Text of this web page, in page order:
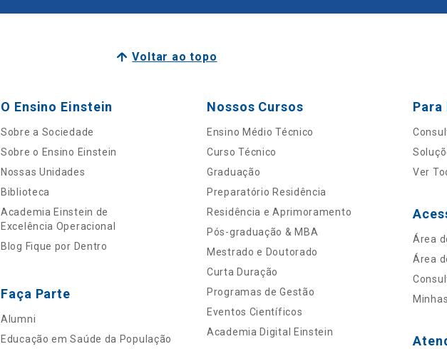
Voltar ao topo
O Ensino Einstein
Sobre a Sociedade
Sobre o Ensino Einstein
Nossas Unidades
Biblioteca
Academia Einstein de
Excelência Operacional
Blog Fique por Dentro
Faça Parte
Alumni
Educação em Saúde da População
Nossos Cursos
Ensino Médio Técnico
Curso Técnico
Graduação
Preparatório Residência
Residência e Aprimoramento
Pós-graduação & MBA
Mestrado e Doutorado
Curta Duração
Programas de Gestão
Eventos Científicos
Academia Digital Einstein
Para
Ver
Área
Área